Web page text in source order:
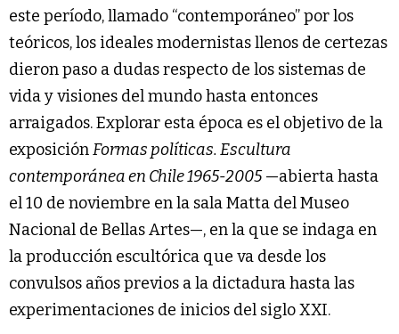
este período, llamado “contemporáneo” por los
teóricos, los ideales modernistas llenos de certezas
dieron paso a dudas respecto de los sistemas de
vida y visiones del mundo hasta entonces
arraigados. Explorar esta época es el objetivo de la
exposiciónFormas políticas. Escultura
contemporánea en Chile 1965-2005—abierta hasta
el 10 de noviembre en la sala Matta del Museo
Nacional de Bellas Artes—, en la que se indaga en
la producción escultórica que va desde los
convulsos años previos a la dictadura hasta las
experimentaciones de inicios del siglo XXI.